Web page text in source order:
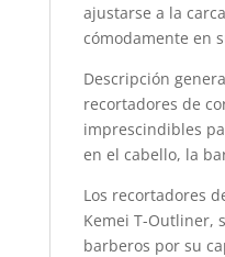
ajustarse a la
cómodamente en
Descripción
recortadores de
imprescindibles
en el cabello, la
Los recortadores
Kemei T-Outliner,
barberos por su